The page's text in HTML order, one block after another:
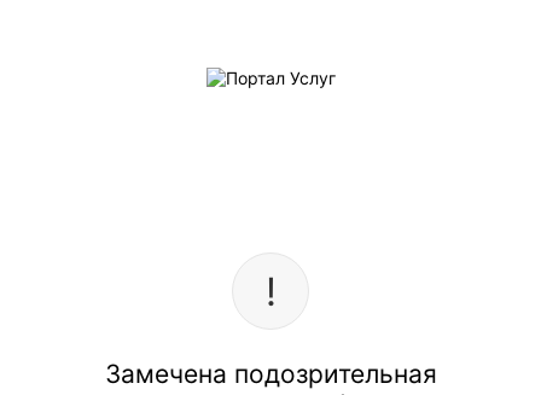
Замечена подозрительная